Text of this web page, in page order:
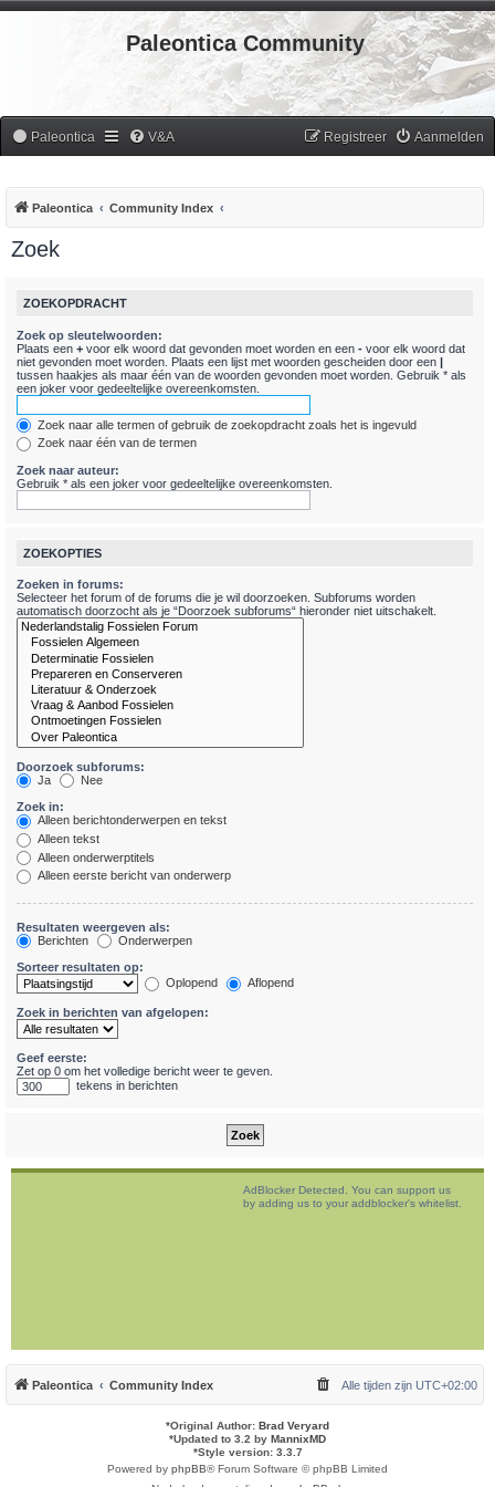
Paleontica Community
Paleontica V&A Aanmelden
Registreer
Paleontica Community Index
Zoek
ZOEKOPDRACHT
Zoek op sleutelwoorden:
Plaats een + voor elk woord dat gevonden moet worden en een - voor elk woord dat
niet gevonden moet worden. Plaats een lijst met woorden gescheiden door een |
tussen haakjes als maar één van de woorden gevonden moet worden. Gebruik * als
een joker voor gedeeltelijke overeenkomsten.
Zoek naar alle termen of gebruik de zoekopdracht zoals het is ingevuld
Zoek naar één van de termen
Zoek naar auteur:
Gebruik * als een joker voor gedeeltelijke overeenkomsten.
ZOEKOPTIES
Zoeken in forums:
Selecteer het forum of de forums die je wil doorzoeken. Subforums worden
automatisch doorzocht als je “Doorzoek subforums“ hieronder niet uitschakelt.
Doorzoek subforums:
Ja
Nee
Zoek in:
Alleen berichtonderwerpen en tekst
Alleen tekst
Alleen onderwerptitels
Alleen eerste bericht van onderwerp
Resultaten weergeven als:
Berichten
Onderwerpen
Sorteer resultaten op:
Oplopend
Aflopend
Zoek in berichten van afgelopen:
Geef eerste:
Zet op 0 om het volledige bericht weer te geven.
tekens in berichten
AdBlocker Detected. You can support us
by adding us to your addblocker's whitelist.
Paleontica Community Index Alle tijden zijn UTC+02:00
*Original Author: Brad Veryard
*Updated to 3.2 by MannixMD
*Style version: 3.3.7
Powered by phpBB® Forum Software © phpBB Limited